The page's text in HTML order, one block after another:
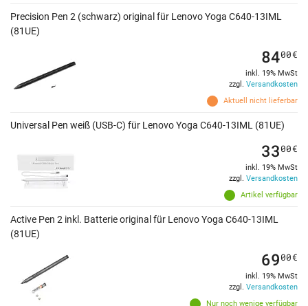
Precision Pen 2 (schwarz) original für Lenovo Yoga C640-13IML
(81UE)
Aktuell nicht lieferbar
8400€
inkl. 19% MwSt
zzgl. Versandkosten
Universal Pen weiß (USB-C) für Lenovo Yoga C640-13IML (81UE)
Artikel verfügbar
3300€
inkl. 19% MwSt
zzgl. Versandkosten
Active Pen 2 inkl. Batterie original für Lenovo Yoga C640-13IML
(81UE)
Nur noch wenige verfügbar
6900€
inkl. 19% MwSt
zzgl. Versandkosten